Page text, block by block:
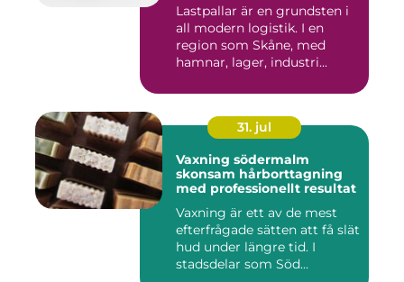
Lastpallar är en grundsten i
all modern logistik. I en
region som Skåne, med
hamnar, lager, industri...
31. jul
Vaxning södermalm
skonsam hårborttagning
med professionellt resultat
Vaxning är ett av de mest
efterfrågade sätten att få slät
hud under längre tid. I
stadsdelar som Söd...